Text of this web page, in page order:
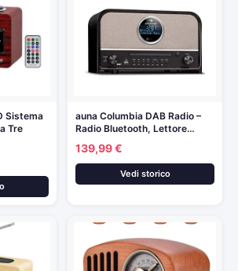
Sistema
Tre
auna Columbia DAB Radio –
Radio Bluetooth, Lettore…
139,99 €
Vedi storico